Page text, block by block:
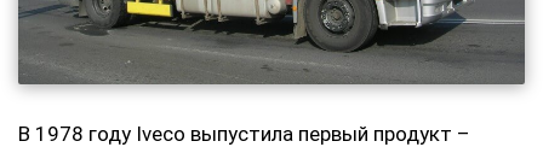
В 1978 году Iveco выпустила первый продукт –